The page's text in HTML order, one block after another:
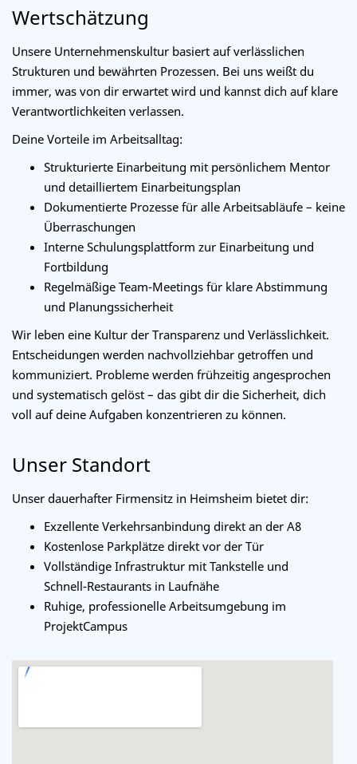
Wertschätzung
Unsere Unternehmenskultur basiert auf verlässlichen
Strukturen und bewährten Prozessen. Bei uns weißt du
immer, was von dir erwartet wird und kannst dich auf klare
Verantwortlichkeiten verlassen.
Deine Vorteile im Arbeitsalltag:
Strukturierte Einarbeitung mit persönlichem Mentor
und detailliertem Einarbeitungsplan
Dokumentierte Prozesse für alle Arbeitsabläufe – keine
Überraschungen
Interne Schulungsplattform zur Einarbeitung und
Fortbildung
Regelmäßige Team-Meetings für klare Abstimmung
und Planungssicherheit
Wir leben eine Kultur der Transparenz und Verlässlichkeit.
Entscheidungen werden nachvollziehbar getroffen und
kommuniziert. Probleme werden frühzeitig angesprochen
und systematisch gelöst – das gibt dir die Sicherheit, dich
voll auf deine Aufgaben konzentrieren zu können.
Unser Standort
Unser dauerhafter Firmensitz in Heimsheim bietet dir:
Exzellente Verkehrsanbindung direkt an der A8
Kostenlose Parkplätze direkt vor der Tür
Vollständige Infrastruktur mit Tankstelle und
Schnell-Restaurants in Laufnähe
Ruhige, professionelle Arbeitsumgebung im
ProjektCampus